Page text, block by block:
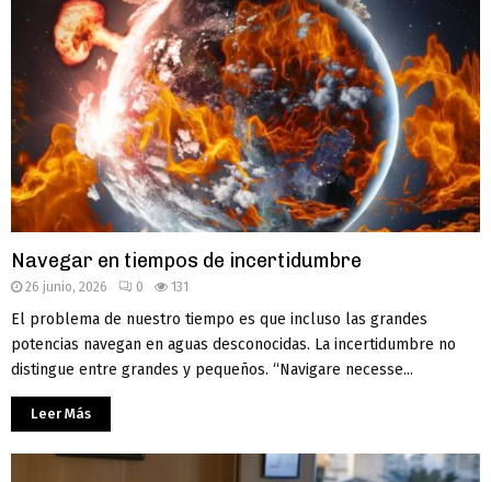
Navegar en tiempos de incertidumbre
26 junio, 2026 0 131
El problema de nuestro tiempo es que incluso las grandes
potencias navegan en aguas desconocidas. La incertidumbre no
distingue entre grandes y pequeños. “Navigare necesse...
Leer Más